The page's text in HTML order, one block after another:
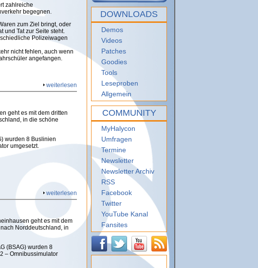
zahlreiche
begegnen.
zum Ziel bringt, oder
und Tat zur Seite steht.
Polizeiwagen
nicht fehlen, auch wenn
angefangen.
weiterlesen
geht es mit dem dritten
in die schöne
wurden 8 Buslinien
umgesetzt.
weiterlesen
geht es mit dem
Norddeutschland, in
(BSAG) wurden 8
– Omnibussimulator
DOWNLOADS
Demos
Videos
Patches
Goodies
Tools
Leseproben
Allgemein
COMMUNITY
MyHalycon
Umfragen
Termine
Newsletter
Newsletter Archiv
RSS
Facebook
Twitter
YouTube Kanal
Fansites